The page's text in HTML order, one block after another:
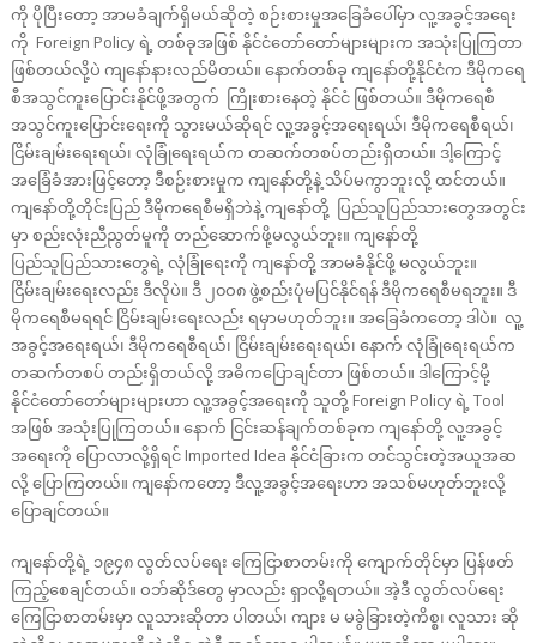
ကို ပိုပြီးတော့ အာမခံချက်ရှိမယ်ဆိုတဲ့ စဉ်းစားမှုအခြေခံပေါ်မှာ လူ့အခွင့်အရေး
ကို Foreign Policy ရဲ့ တစ်ခုအဖြစ် နိုင်ငံတော်တော်များများက အသုံးပြုကြတာ
ဖြစ်တယ်လို့ပဲ ကျနော်နားလည်မိတယ်။ နောက်တစ်ခု ကျနော်တို့နိုင်ငံက ဒီမိုကရေ
စီအသွင်ကူးပြောင်းနိုင်ဖို့အတွက် ကြိုးစားနေတဲ့ နိုင်ငံ ဖြစ်တယ်။ ဒီမိုကရေစီ
အသွင်ကူးပြောင်းရေးကို သွားမယ်ဆိုရင် လူ့အခွင့်အရေးရယ်၊ ဒီမိုကရေစီရယ်၊
ငြိမ်းချမ်းရေးရယ်၊ လုံခြုံရေးရယ်က တဆက်တစပ်တည်းရှိတယ်။ ဒါ့ကြောင့်
အ‌ခြေံခံအားဖြင့်တော့ ဒီစဉ်းစားမှုက ကျနော်တို့နဲ့ သိပ်မကွာဘူးလို့ ထင်တယ်။
ကျနော်တို့တိုင်းပြည် ဒီမိုကရေစီမရှိဘဲနဲ့ ကျနော်တို့ ပြည်သူပြည်သားတွေအတွင်း
မှာ စည်းလုံးညီညွတ်မူကို တည်ဆောက်ဖို့မလွယ်ဘူး။ ကျနော်တို့
ပြည်သူပြည်သားတွေရဲ့ လုံခြုံရေးကို ကျနော်တို့ အာမခံနိုင်ဖို့ မလွယ်ဘူး။
ငြိမ်းချမ်းရေးလည်း ဒီလိုပဲ။ ဒီ ၂၀ဝ၈ ဖွဲ့စည်းပုံမပြင်နိုင်ရန် ဒီမိုကရေစီမရဘူး။ ဒီ
မိုကရေစီမရရင် ငြိမ်းချမ်းရေးလည်း ရမှာမဟုတ်ဘူး။ အခြေခံကတော့ ဒါပဲ။ လူ့
အခွင့်အရေးရယ်၊ ဒီမိုကရေစီရယ်၊ ငြိမ်းချမ်းရေးရယ်၊ နောက် လုံခြုံရေးရယ်က
တဆက်တစပ် တည်းရှိတယ်လို့ အဓိကပြောချင်တာ ဖြစ်တယ်။ ဒါကြောင့်မို့
နိုင်ငံတော်တော်များများဟာ လူ့အခွင့်အရေးကို သူတို့ Foreign Policy ရဲ့ Tool
အဖြစ် အသုံးပြုကြတယ်။ နောက် ငြင်းဆန်ချက်တစ်ခုက ကျနော်တို့ လူ့အခွင့်
အရေးကို ပြောလာလို့ရှိရင် Imported Idea နိုင်ငံခြားက တင်သွင်းတဲ့အယူအဆ
လို့ ပြောကြတယ်။ ကျနော်ကတော့ ဒီလူ့အခွင့်အရေးဟာ အသစ်မဟုတ်ဘူးလို့
ပြောချင်တယ်။
ကျနော်တို့ရဲ့ ၁၉၄၈ လွတ်လပ်ရေး ကြေငြာစာတမ်းကို ကျောက်တိုင်မှာ ပြန်ဖတ်
ကြည့်စေချင်တယ်။ ဝဘ်ဆိုဒ်တွေ မှာလည်း ရှာလို့ရတယ်။ အဲ့ဒီ လွတ်လပ်ရေး
ကြေငြာစာတမ်းမှာ လူသားဆိုတာ ပါတယ်၊ ကျား မ မခွဲခြားတဲ့ကိစ္စ၊ လူသား ဆို